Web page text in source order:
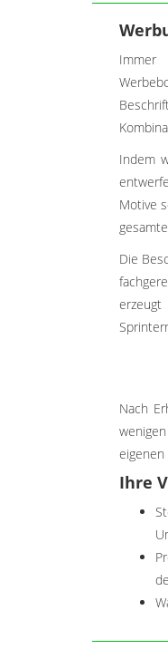
Immer
Indem
Motive
Die
Nach
Ihre